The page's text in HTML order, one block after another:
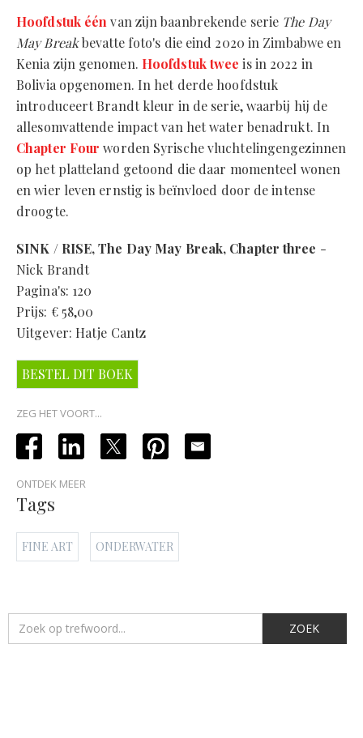
Hoofdstuk één van zijn baanbrekende serie The Day
May Breakbevatte foto's die eind 2020 in Zimbabwe en
Kenia zijn genomen. Hoofdstuk twee is in 2022 in
Bolivia opgenomen. In het derde hoofdstuk
introduceert Brandt kleur in de serie, waarbij hij de
allesomvattende impact van het water benadrukt. In
Chapter Four worden Syrische vluchtelingengezinnen
op het platteland getoond die daar momenteel wonen
en wier leven ernstig is beïnvloed door de intense
droogte.
SINK / RISE, The Day May Break, Chapter three -
Nick Brandt
Pagina's: 120
Prijs: € 58,00
Uitgever: Hatje Cantz
BESTEL DIT BOEK
ZEG HET VOORT...
ONTDEK MEER
Tags
FINE ART ONDERWATER